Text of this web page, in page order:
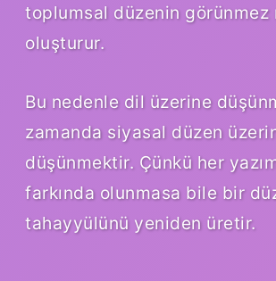
toplumsal düzenin görünmez
oluşturur.
Bu nedenle dil üzerine
zamanda siyasal düzen
düşünmektir. Çünkü her
farkında olunmasa bile bir
tahayyülünü yeniden üretir.